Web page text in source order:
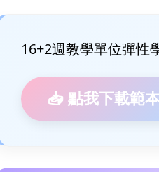
16+2週教學單位彈性
📥 點我下載範